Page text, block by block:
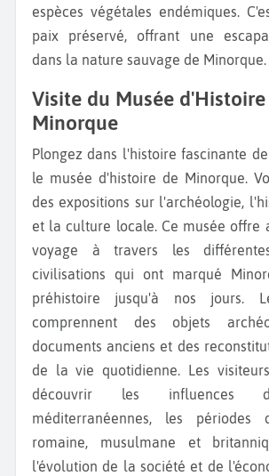
espèces végétales endémiques.
paix préservé, offrant une
dans la nature sauvage de Minorque.
Visite du Musée d'Histoire de
Minorque
Plongez dans l'histoire fascinante de l'île en visitant
le musée d'histoire de Minorque.
des expositions sur l'archéologie,
et la culture locale. Ce musée offre
voyage à travers les
civilisations qui ont marqué
préhistoire jusqu'à nos jours.
comprennent des objets
documents anciens et des
de la vie quotidienne. Les
découvrir les influences
méditerranéennes, les périodes
romaine, musulmane et
l'évolution de la société et de